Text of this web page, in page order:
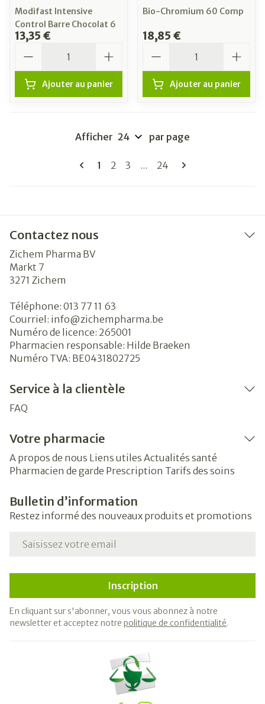
Modifast Intensive
Control Barre Chocolat 6
13,35 €
Ajouter au panier
Bio-Chromium 60 Comp
18,85 €
Ajouter au panier
Pages
Vous lisez actuellement la page
1 Page
2 Page
3 ... Page
24
Afficher par page
Contactez nous
Zichem Pharma BV
Markt 7
3271 Zichem
Téléphone: 013 77 11 63
Courriel: info@zichempharma.be
Numéro de licence: 265001
Pharmacien responsable: Hilde Braeken
Numéro TVA: BE0431802725
Service à la clientèle
FAQ
Votre pharmacie
A propos de nous Liens utiles Actualités santé
Pharmacien de garde Prescription Tarifs des soins
Bulletin d’information
Restez informé des nouveaux produits et promotions
Adresse mail
Inscription
En cliquant sur s'abonner, vous vous abonnez à notre
newsletter et acceptez notre politique de confidentialité.